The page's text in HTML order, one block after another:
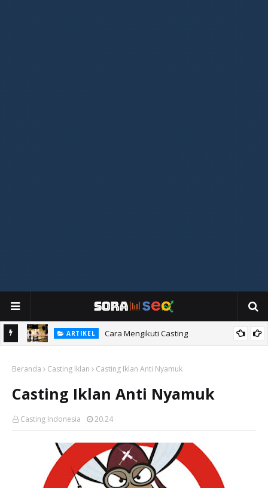
ARTIKEL Cara Mengikuti Casting
Beranda Casting Iklan Casting Iklan Anti Nyamuk
Casting Iklan Anti Nyamuk
Casting Indonesia 20.24